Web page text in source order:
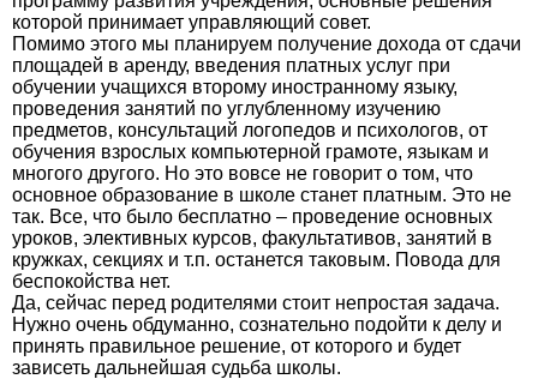
которой принимает управляющий совет.
Помимо этого мы планируем получение дохода от сдачи
площадей в аренду, введения платных услуг при
обучении учащихся второму иностранному языку,
проведения занятий по углубленному изучению
предметов, консультаций логопедов и психологов, от
обучения взрослых компьютерной грамоте, языкам и
многого другого. Но это вовсе не говорит о том, что
основное образование в школе станет платным. Это не
так. Все, что было бесплатно – проведение основных
уроков, элективных курсов, факультативов, занятий в
кружках, секциях и т.п. останется таковым. Повода для
беспокойства нет.
Да, сейчас перед родителями стоит непростая задача.
Нужно очень обдуманно, сознательно подойти к делу и
принять правильное решение, от которого и будет
зависеть дальнейшая судьба школы.